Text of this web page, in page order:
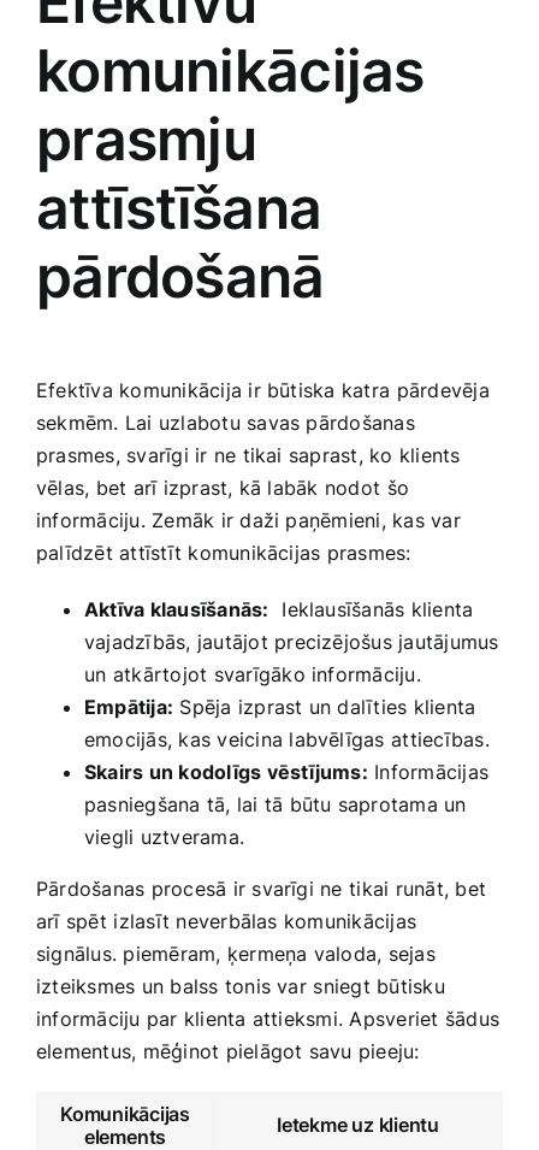
komunikācijas
prasmju
attīstīšana
pārdošanā
Efektīva komunikācija ir ‌būtiska katra⁤ pārdevēja
sekmēm. Lai uzlabotu savas pārdošanas
prasmes, svarīgi ir ne tikai saprast, ko klients
vēlas, bet‌ arī izprast, kā labāk nodot⁢ šo
informāciju. Zemāk ir ‍daži ​paņēmieni, kas var
palīdzēt attīstīt komunikācijas prasmes:
Aktīva klausīšanās: ⁤ Ieklausīšanās klienta
vajadzībās, jautājot precizējošus‍ jautājumus
un⁢ atkārtojot svarīgāko informāciju.
Empātija: Spēja izprast ‌un dalīties klienta
emocijās, kas veicina labvēlīgas⁣ attiecības.
Skairs un kodolīgs vēstījums: Informācijas
pasniegšana tā, lai tā būtu saprotama un
viegli uztverama.
Pārdošanas procesā ir svarīgi ne ⁣tikai​ runāt, ‍bet
arī spēt ⁢izlasīt neverbālas komunikācijas
signālus. ‍piemēram, ķermeņa valoda, sejas
izteiksmes​ un balss tonis var ⁣sniegt būtisku
informāciju par klienta‌ attieksmi. Apsveriet šādus
elementus, mēģinot pielāgot savu pieeju:
Komunikācijas
elements
Ietekme uz klientu